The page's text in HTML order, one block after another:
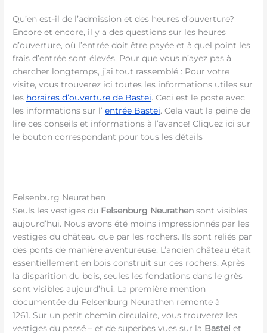
Qu’en est-il de l’admission et des heures d’ouverture?
Encore et encore, il y a des questions sur les heures
d’ouverture, où l’entrée doit être payée et à quel point les
frais d’entrée sont élevés. Pour que vous n’ayez pas à
chercher longtemps, j’ai tout rassemblé : Pour votre
visite, vous trouverez ici toutes les informations utiles sur
les horaires d’ouverture de Bastei. Ceci est le poste avec
les informations sur l’entrée Bastei. Cela vaut la peine de
lire ces conseils et informations à l’avance! Cliquez ici sur
le bouton correspondant pour tous les détails
Felsenburg Neurathen
Seuls les vestiges du Felsenburg Neurathen sont visibles
aujourd’hui. Nous avons été moins impressionnés par les
vestiges du château que par les rochers. Ils sont reliés par
des ponts de manière aventureuse. L’ancien château était
essentiellement en bois construit sur ces rochers. Après
la disparition du bois, seules les fondations dans le grès
sont visibles aujourd’hui. La première mention
documentée du Felsenburg Neurathen remonte à
1261. Sur un petit chemin circulaire, vous trouverez les
vestiges du passé – et de superbes vues sur la Bastei et